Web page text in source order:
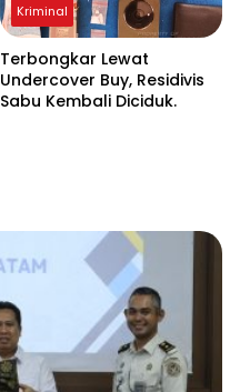
Kriminal
Terbongkar Lewat
Undercover Buy, Residivis
Sabu Kembali Diciduk.